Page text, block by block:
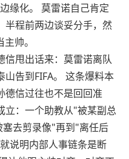
缘化。 莫雷诺自己肯定
半程前两边谈妥分手，然
帅。
信甩出话来：莫雷诺离队
告到FIFA。 这条爆料本
信过往也不是回回准
：一个助教从"被某副总
去剪录像"再到"离任后
说明内部人事链条是断